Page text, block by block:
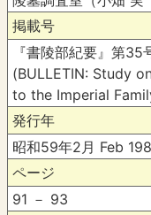
掲載号
『書陵部紀要』第35
(BULLETIN: Study
to the Imperial
発行年
昭和59年2月 Feb
ページ
91 － 93